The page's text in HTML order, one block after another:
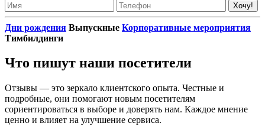
Дни рождения Выпускные Корпоративные мероприятия
Тимбилдинги
Что пишут наши посетители
Отзывы — это зеркало клиентского опыта. Честные и
подробные, они помогают новым посетителям
сориентироваться в выборе и доверять нам. Каждое мнение
ценно и влияет на улучшение сервиса.